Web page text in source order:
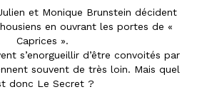
et Monique Brunstein décident
en ouvrant les portes de «
Caprices ».
s’enorgueillir d’être convoités par
souvent de très loin. Mais quel
donc Le Secret ?